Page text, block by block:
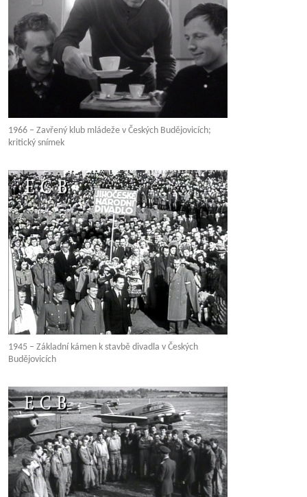
1966 – Zavřený klub mládeže v Českých Budějovicích;
kritický snímek
1945 – Základní kámen k stavbě divadla v Českých
Budějovicích